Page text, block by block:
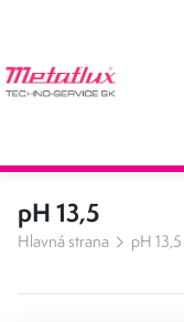
pH 13,5
Hlavná strana pH 13,5